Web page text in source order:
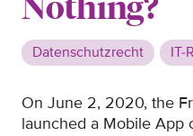
Nothing?
Datenschutzrecht IT-
On June 2, 2020, the
launched a Mobile App